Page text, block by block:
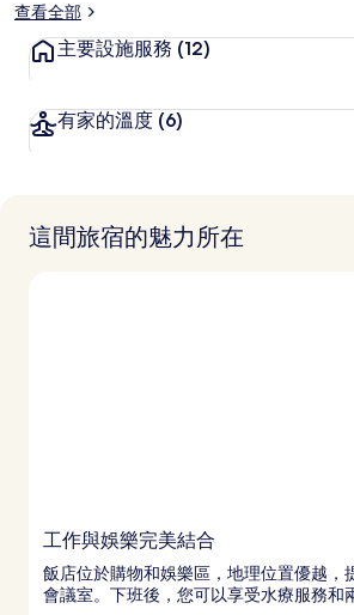
查看全部
主要設施服務 (12)
有家的溫度 (6)
這間旅宿的魅力所在
工作與娛樂完美結合
飯店位於購物和娛樂區，地理位置優越，
會議室。下班後，您可以享受水療服務和